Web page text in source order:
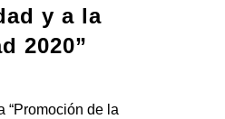
y a la
2020”
“Promoción de la